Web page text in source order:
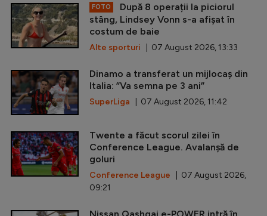
FOTO
După 8 operații la piciorul
stâng, Lindsey Vonn s-a afișat în
costum de baie
Alte sporturi | 07 August 2026, 13:33
Dinamo a transferat un mijlocaș din
Italia: ”Va semna pe 3 ani”
SuperLiga | 07 August 2026, 11:42
Twente a făcut scorul zilei în
Conference League. Avalanșă de
goluri
Conference League | 07 August 2026,
09:21
Nissan Qashqai e-POWER intră în